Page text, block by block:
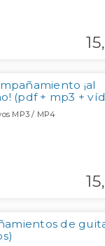
15,
¡al
(pdf + mp3 +
MP3 / MP4
15,
de